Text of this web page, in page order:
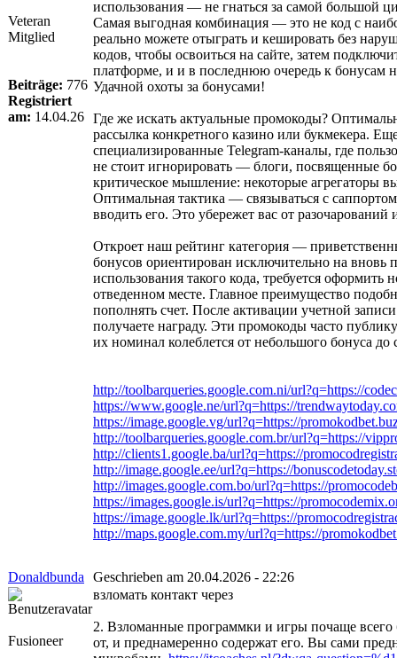
Veteran
Mitglied
Beiträge: 776
Registriert
am: 14.04.26
использования — не гнаться за самой большой
Самая выгодная комбинация — это не код с
реально можете отыграть и кешировать без
кодов, чтобы освоиться на сайте, затем
платформе, и и в последнюю очередь к бонусам
Удачной охоты за бонусами!
Где же искать актуальные промокоды?
рассылка конкретного казино или букмекера.
специализированные Telegram-каналы, где
не стоит игнорировать — блоги, посвященные
критическое мышление: некоторые агрегаторы
Оптимальная тактика — связываться с
вводить его. Это убережет вас от разочарований
Откроет наш рейтинг категория —
бонусов ориентирован исключительно на
использования такого кода, требуется
отведенном месте. Главное преимущество
пополнять счет. После активации учетной
получаете награду. Эти промокоды часто
их номинал колеблется от небольшого бонуса до
http://toolbarqueries.google.com.ni/url?q=https://
https://www.google.ne/url?q=https://
https://image.google.vg/url?q=https://
http://toolbarqueries.google.com.br/url?q=https://
http://clients1.google.ba/url?q=https://
http://image.google.ee/url?q=https://
http://images.google.com.bo/url?q=https://
https://images.google.is/url?q=https://
https://image.google.lk/url?q=https://
http://maps.google.com.my/url?q=https://
Donaldbunda Geschrieben am 20.04.2026 - 22:26
Fusioneer
взломать контакт через
2. Взломанные программки и игры почаще всего
от, и преднамеренно содержат его. Вы сами